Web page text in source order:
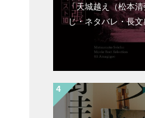
「天城越え（松本
じ・ネタバレ・長